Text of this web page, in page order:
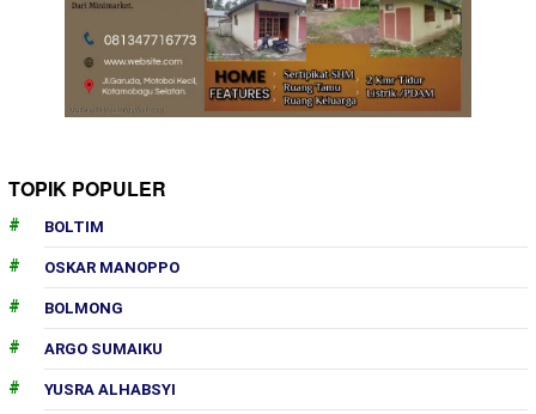
TOPIK POPULER
BOLTIM
OSKAR MANOPPO
BOLMONG
ARGO SUMAIKU
YUSRA ALHABSYI